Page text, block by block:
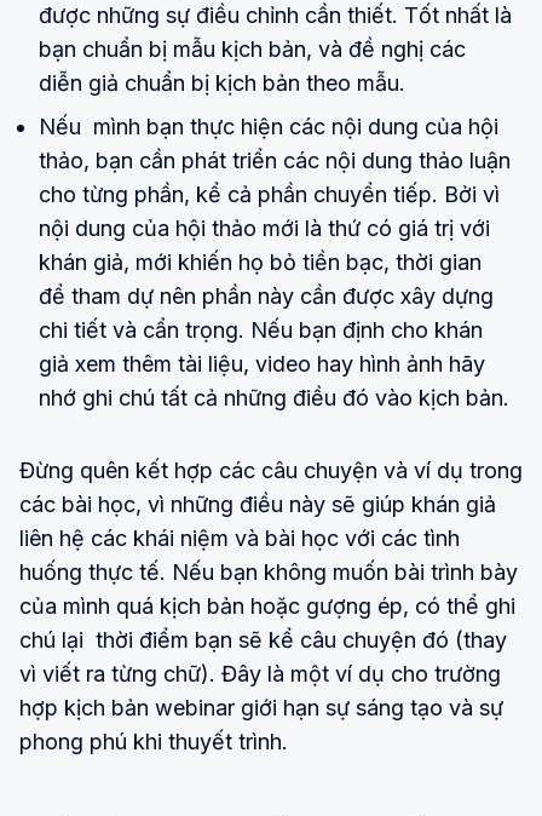
được những sự điều chỉnh cần thiết. Tốt nhất là
bạn chuẩn bị mẫu kịch bản, và đề nghị các
diễn giả chuẩn bị kịch bản theo mẫu.
Nếu mình bạn thực hiện các nội dung của hội
thảo, bạn cần phát triển các nội dung thảo luận
cho từng phần, kể cả phần chuyển tiếp. Bởi vì
nội dung của hội thảo mới là thứ có giá trị với
khán giả, mới khiến họ bỏ tiền bạc, thời gian
để tham dự nên phần này cần được xây dựng
chi tiết và cẩn trọng. Nếu bạn định cho khán
giả xem thêm tài liệu, video hay hình ảnh hãy
nhớ ghi chú tất cả những điều đó vào kịch bản.
Đừng quên kết hợp các câu chuyện và ví dụ trong
các bài học, vì những điều này sẽ giúp khán giả
liên hệ các khái niệm và bài học với các tình
huống thực tế. Nếu bạn không muốn bài trình bày
của mình quá kịch bản hoặc gượng ép, có thể ghi
chú lại thời điểm bạn sẽ kể câu chuyện đó (thay
vì viết ra từng chữ). Đây là một ví dụ cho trường
hợp kịch bản webinar giới hạn sự sáng tạo và sự
phong phú khi thuyết trình.